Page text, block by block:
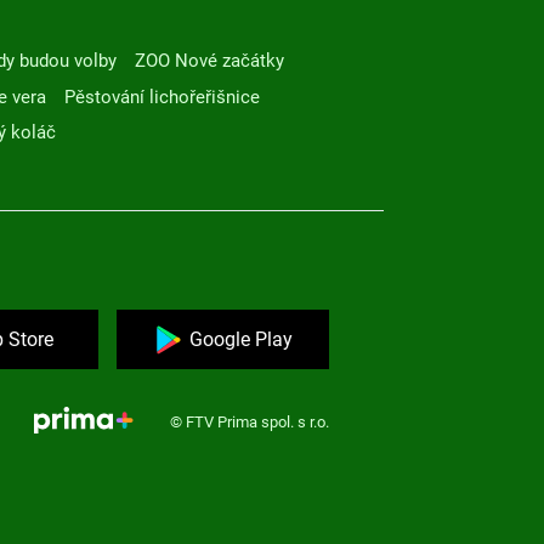
budou volby
ZOO Nové začátky
vera
Pěstování lichořeřišnice
koláč
Store Google Play
© FTV Prima spol. s r.o.